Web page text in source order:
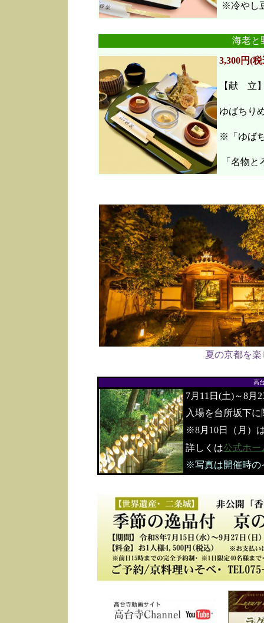
※冷やし
海老
3,300円(
【献 立
ゆばちり
※「ゆば
「名物と
夏の京都を
高
7月11日(土)～8月
入場を台所坂下
※8月10日（月）
詳しくは公式ホー
※写真は開催時の